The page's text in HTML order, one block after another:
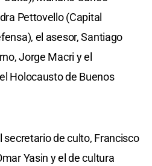
Pettovello (Capital
el asesor, Santiago
Jorge Macri y el
Holocausto de Buenos
de culto, Francisco
Yasin y el de cultura